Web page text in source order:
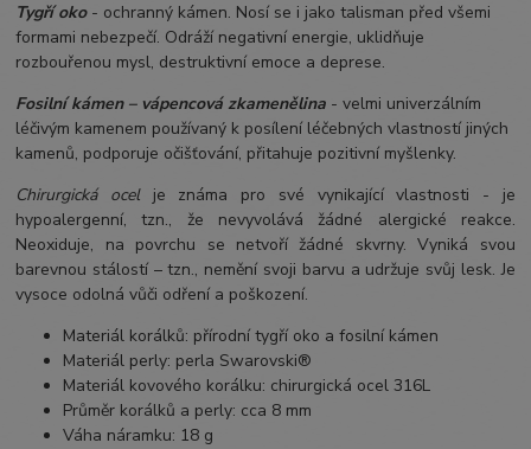
Tygří oko- ochranný kámen. Nosí se i jako talisman před všemi
formami nebezpečí. Odráží negativní energie, uklidňuje
rozbouřenou mysl, destruktivní emoce a deprese.
Fosilní kámen – vápencová zkamenělina - velmi univerzálním
léčivým kamenem používaný k posílení léčebných vlastností jiných
kamenů, podporuje očišťování, přitahuje pozitivní myšlenky.
Chirurgická ocelje známa pro své vynikající vlastnosti - je
hypoalergenní, tzn., že nevyvolává žádné alergické reakce.
Neoxiduje, na povrchu se netvoří žádné skvrny. Vyniká svou
barevnou stálostí – tzn., nemění svoji barvu a udržuje svůj lesk. Je
vysoce odolná vůči odření a poškození.
Materiál korálků: přírodní tygří oko a fosilní kámen
Materiál perly: perla Swarovski®
Materiál kovového korálku: chirurgická ocel 316L
Průměr korálků a perly: cca 8 mm
Váha náramku: 18 g